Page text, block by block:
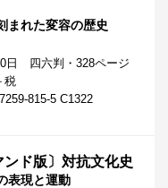
まれた変容の歴史
日 四六判・328ページ
税
815-5 C1322
ンド版〕対抗文化史
表現と運動